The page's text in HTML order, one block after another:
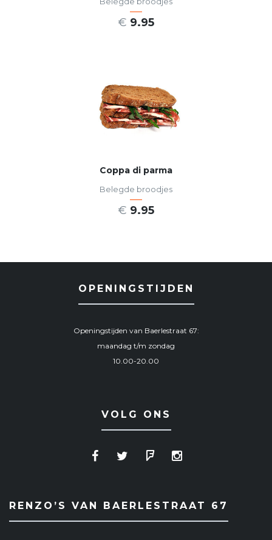
€ 9.95
Coppa di parma
Belegde broodjes
€ 9.95
OPENINGSTIJDEN
Openingstijden van Baerlestraat 67:
maandag t/m zondag
10.00-20.00
VOLG ONS
RENZO’S VAN BAERLESTRAAT 67